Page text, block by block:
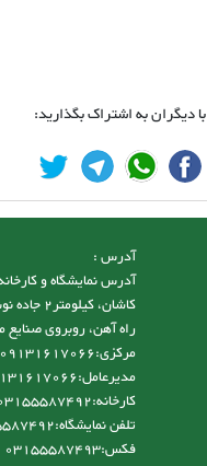
با دیگران به اشتراک بگذارید:
آدرس :
آدرس نمایشگاه و
کاشان،
راه آهن، روبروی
مرکزی:09131617066
تلفن
فکس:03155587493